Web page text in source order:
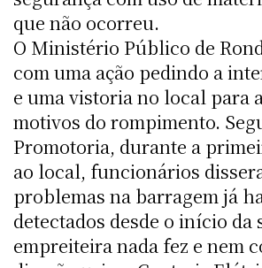
que não ocorreu.
O Ministério Público de
com uma ação pedindo a
e uma vistoria no local para
motivos do rompimento.
Promotoria, durante a
ao local, funcionários
problemas na barragem já
detectados desde o início da
empreiteira nada fez e nem